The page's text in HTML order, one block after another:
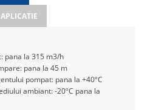
pana la 315 m3/h
pana la 45 m
pompat: pana la +40ºC
ambiant: -20ºC pana la